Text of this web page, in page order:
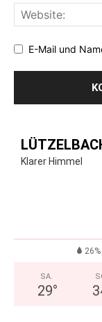
E-Mail und
Klarer Himmel
26%
SA.
29°